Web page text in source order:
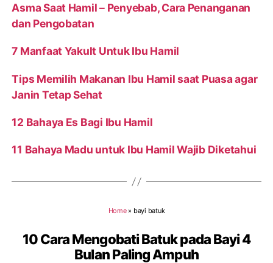
Asma Saat Hamil – Penyebab, Cara Penanganan
dan Pengobatan
7 Manfaat Yakult Untuk Ibu Hamil
Tips Memilih Makanan Ibu Hamil saat Puasa agar
Janin Tetap Sehat
12 Bahaya Es Bagi Ibu Hamil
11 Bahaya Madu untuk Ibu Hamil Wajib Diketahui
Home» bayi batuk
10 Cara Mengobati Batuk pada Bayi 4
Bulan Paling Ampuh